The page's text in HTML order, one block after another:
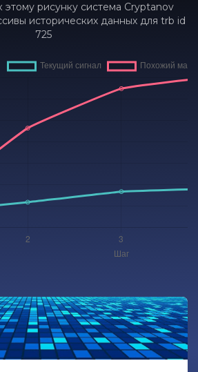
рисунку система Cryptanov
исторических данных для trb id
725